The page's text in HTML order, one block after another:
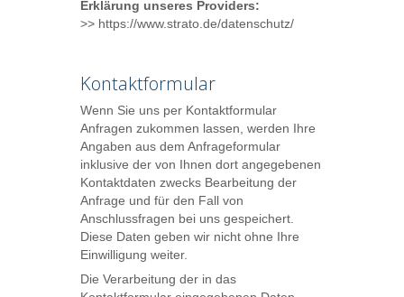
Erklärung unseres Providers:
>> https://www.strato.de/datenschutz/
Kontaktformular
Wenn Sie uns per Kontaktformular
Anfragen zukommen lassen, werden Ihre
Angaben aus dem Anfrageformular
inklusive der von Ihnen dort angegebenen
Kontaktdaten zwecks Bearbeitung der
Anfrage und für den Fall von
Anschlussfragen bei uns gespeichert.
Diese Daten geben wir nicht ohne Ihre
Einwilligung weiter.
Die Verarbeitung der in das